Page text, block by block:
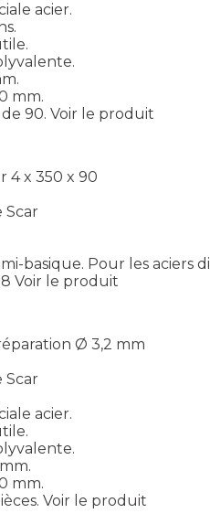
acier.
mm.
90. Voir le produit
4 x 350 x 90
Scar
basique. Pour les aciers
Voir le produit
Ø 3,2 mm
Scar
acier.
mm.
Voir le produit